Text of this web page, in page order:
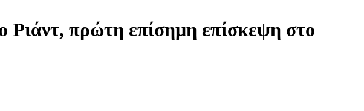
Ριάντ, πρώτη επίσημη επίσκεψη στο